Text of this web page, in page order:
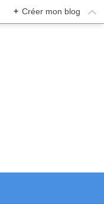
+ Créer mon blog